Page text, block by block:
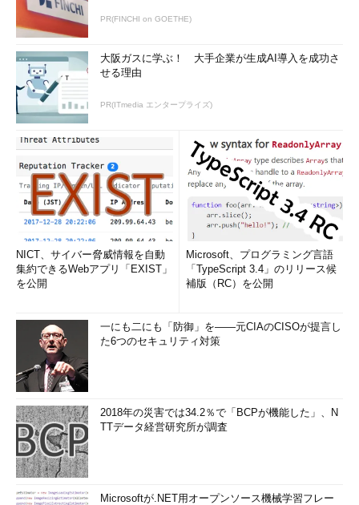
PR(FINCHI on GOETHE)
大阪ガスに学ぶ！ 大手企業が生成AI導入を成功さ
せる理由
PR(ITmedia エンタープライズ)
NICT、サイバー脅威情報を自動
集約できるWebアプリ「EXIST」
を公開
Microsoft、プログラミング言語
「TypeScript 3.4」のリリース候
補版（RC）を公開
一にも二にも「防御」を――元CIAのCISOが提言し
た6つのセキュリティ対策
2018年の災害では34.2％で「BCPが機能した」、N
TTデータ経営研究所が調査
Microsoftが.NET用オープンソース機械学習フレー